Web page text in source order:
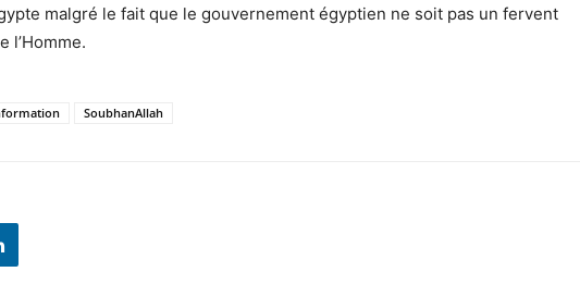
malgré le fait que le gouvernement égyptien ne soit pas un fervent
l’Homme.
SoubhanAllah